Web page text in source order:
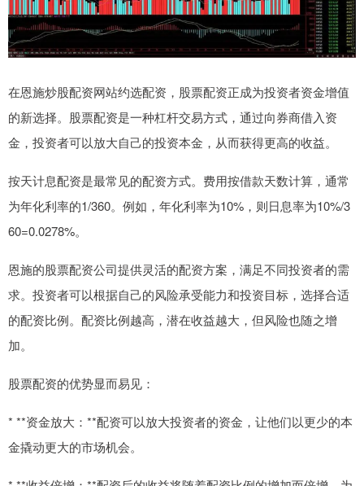
在恩施炒股配资网站约选配资，股票配资正成为投资者资金增值
的新选择。股票配资是一种杠杆交易方式，通过向券商借入资
金，投资者可以放大自己的投资本金，从而获得更高的收益。
按天计息配资是最常见的配资方式。费用按借款天数计算，通常
为年化利率的1/360。例如，年化利率为10%，则日息率为10%/3
60=0.0278%。
恩施的股票配资公司提供灵活的配资方案，满足不同投资者的需
求。投资者可以根据自己的风险承受能力和投资目标，选择合适
的配资比例。配资比例越高，潜在收益越大，但风险也随之增
加。
股票配资的优势显而易见：
* **资金放大：**配资可以放大投资者的资金，让他们以更少的本
金撬动更大的市场机会。